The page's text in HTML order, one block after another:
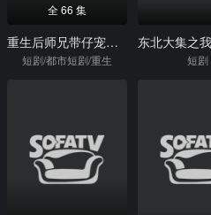
全 66 集
重生后师兄带仔宠我上天
短剧/都市短剧/重生 短剧